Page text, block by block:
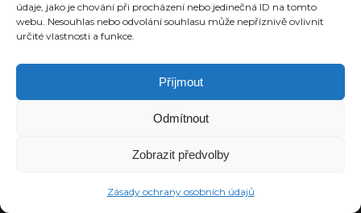
údaje, jako je chování při procházení nebo jedinečná ID na tomto
webu. Nesouhlas nebo odvolání souhlasu může nepříznivě ovlivnit
určité vlastnosti a funkce.
Příjmout
Odmítnout
Zobrazit předvolby
Zásady ochrany osobních údajů